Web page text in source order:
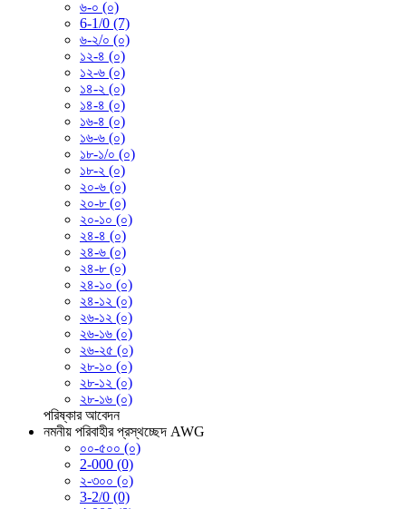
৬-০ (০)
6-1/0 (7)
৬-২/০ (০)
১২-৪ (০)
১২-৬ (০)
১৪-২ (০)
১৪-৪ (০)
১৬-৪ (০)
১৬-৬ (০)
১৮-১/০ (০)
১৮-২ (০)
২০-৬ (০)
২০-৮ (০)
২০-১০ (০)
২৪-৪ (০)
২৪-৬ (০)
২৪-৮ (০)
২৪-১০ (০)
২৪-১২ (০)
২৬-১২ (০)
২৬-১৬ (০)
২৬-২৫ (০)
২৮-১০ (০)
২৮-১২ (০)
২৮-১৬ (০)
পরিষ্কার আবেদন
নমনীয় পরিবাহীর প্রস্থচ্ছেদ AWG
০০-৫০০ (০)
2-000 (0)
২-৩০০ (০)
3-2/0 (0)